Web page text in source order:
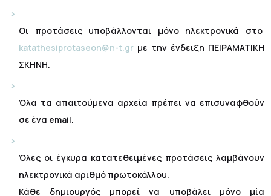
Οι προτάσεις υποβάλλονται μόνο ηλεκτρονικά στο
katathesiprotaseon@n-t.gr με την ένδειξη ΠΕΙΡΑΜΑΤΙΚΗ
ΣΚΗΝΗ.
Όλα τα απαιτούμενα αρχεία πρέπει να επισυναφθούν
σε ένα email.
Όλες οι έγκυρα κατατεθειμένες προτάσεις λαμβάνουν
ηλεκτρονικά αριθμό πρωτοκόλλου.
Κάθε δημιουργός μπορεί να υποβάλει μόνο μία